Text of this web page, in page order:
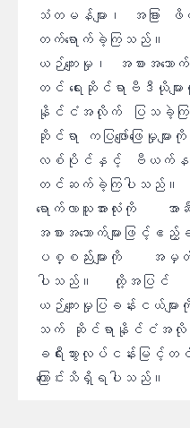
သံတမန်များ၊ အခြား ဖိ
တက်ရောက်ခဲ့ကြသည်
ယဉ်ကျေးမှု၊ အစားအသ
တင် ရေးဆိုင်ရာဗီဒီယိုမျာ
နိုင်ငံအလိုက် ပြသခဲ့ကြ
ဆိုင်ရာ ကပြဖျော်ဖြေမှုမ
လစ်ပိုင်နှင့် ဗီယက်န
တင်ဆက်ခဲ့ကြပါသည်။
ရောက်လာသူအားလုံးကို အ
အစားအသောက်များ
ပစ္စည်းများကို အ
ပါသည်။ ထို့အပြင် အ
ယဉ်ကျေးမှုပြခန်းငယ်မ
သက် ဆိုင်ရာနိုင်ငံအလိုက်
ခရီးသွားလုပ်ငန်းမြင့်တ
ကြောင်းသိရှိရပါသည်။